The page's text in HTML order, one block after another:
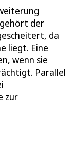
der
da
liegt. Eine
wenn sie
Parallel
zur